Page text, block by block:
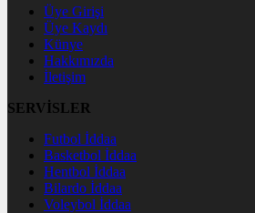
Üye Girişi
Üye Kaydı
Künye
Hakkımızda
İletişim
SERVİSLER
Futbol İddaa
Basketbol İddaa
Hentbol İddaa
Bilardo İddaa
Voleybol İddaa